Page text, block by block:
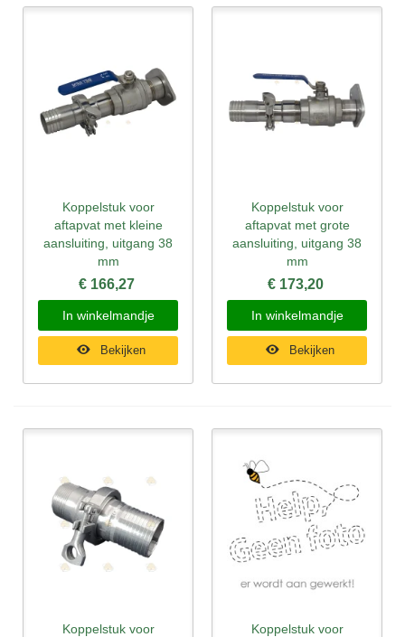
Koppelstuk voor
aftapvat met kleine
aansluiting, uitgang 38
mm
€ 166,27
In winkelmandje
Bekijken
Koppelstuk voor
aftapvat met grote
aansluiting, uitgang 38
mm
€ 173,20
In winkelmandje
Bekijken
Koppelstuk voor
Koppelstuk voor